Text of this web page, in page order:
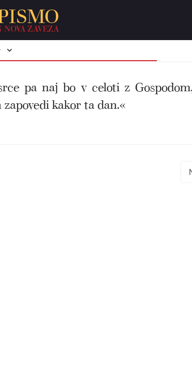
NOVA ZAVEZA
pa naj bo v celoti z
kakor ta dan.«